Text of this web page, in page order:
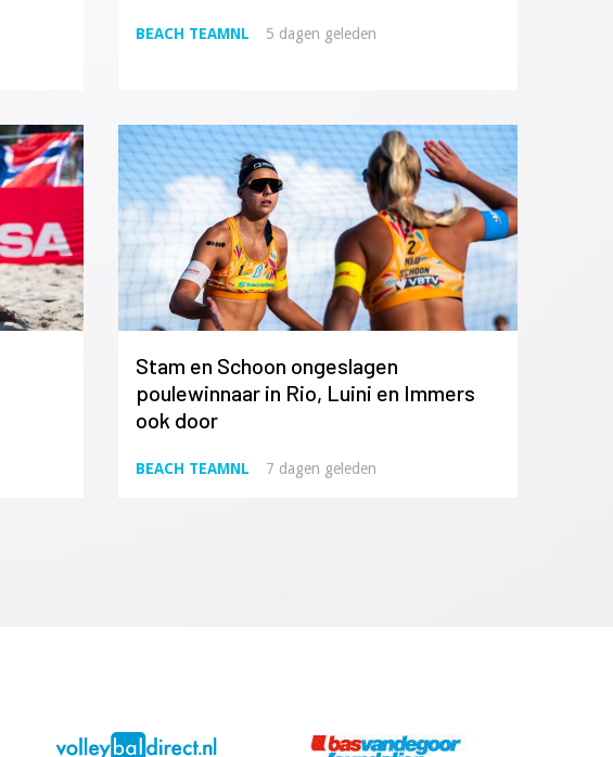
BEACH TEAMNL 5 dagen geleden
Stam en Schoon ongeslagen
poulewinnaar in Rio, Luini en Immers
ook door
BEACH TEAMNL 7 dagen geleden